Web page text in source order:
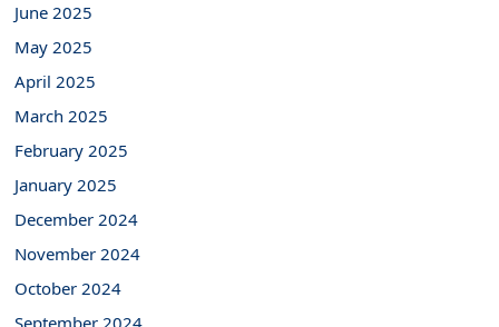
June 2025
May 2025
April 2025
March 2025
February 2025
January 2025
December 2024
November 2024
October 2024
September 2024